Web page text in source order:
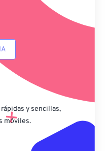
y sencillas,
móviles.